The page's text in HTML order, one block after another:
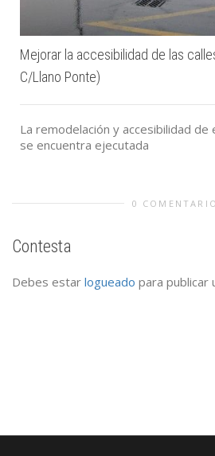
Mejorar la accesibilidad de las
C/Llano Ponte)
La remodelación y accesibilidad
se encuentra ejecutada
0
Contesta
Debes estar logueado para publicar